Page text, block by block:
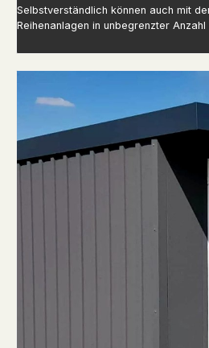
Selbstverständlich können auch mit
Reihenanlagen in unbegrenzter